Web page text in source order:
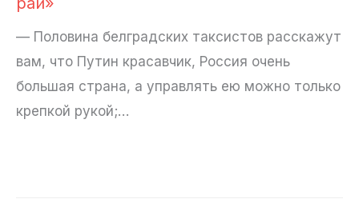
— Половина белградских таксистов расскажут
вам, что Путин красавчик, Россия очень
большая страна, а управлять ею можно только
крепкой рукой;…